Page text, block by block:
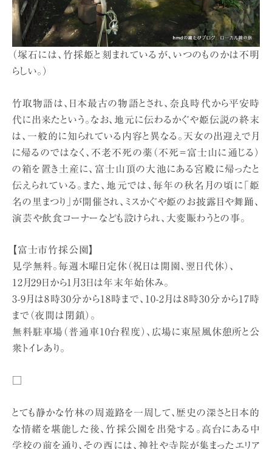
（塚石には、竹採姫と刻まれているが、いつのものかは不明
らしい。）
竹取物語は、日本最古の物語とされ、奈良時代から平安時
代に出来たという。なお、地元に伝わるかぐや姫伝説の終末
は、一般的に知られている内容と異なる。天女の出迎えで月
に帰るのではなく、不老不死の薬（不死＝富士山に通じる）
の箱を置き土産に、富士山頂の大池にある宮殿に帰ったと
伝えられている。また、地元では、毎年の秋名月の頃に「姫
名の里まつり」が開催され、ミスかぐや姫のお披露目や舞踊、
演芸や飲食コーナーなども設けられ、大変賑わうとの事。
【富士市竹採公園】
見学無料。毎週木曜日定休（祝日は開園、翌日代休）、
12月29日から1月3日は年末年始休み。
3-9月は8時30分から18時まで、10-2月は8時30分から17時
まで（夜間は閉鎖）。
無料駐車場（普通車10台程度）、広場に東屋風休憩所と公
衆トイレあり。
とても静かな竹林の周遊路を一周して、歴史の深さと日本的
な情緒を堪能した後、竹採公園を出発する。高台にある中
学校の前を通り、その西には、神社や寺院が集まったエリア